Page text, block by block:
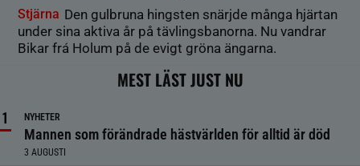
Stjärna Den gulbruna hingsten snärjde många hjärtan
under sina aktiva år på tävlingsbanorna. Nu vandrar
Bikar frá Holum på de evigt gröna ängarna.
MEST LÄST JUST NU
NYHETER
Mannen som förändrade hästvärlden för alltid är död
3 AUGUSTI